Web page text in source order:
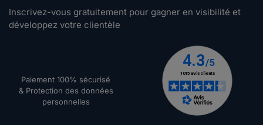
Inscrivez-vous gratuitement pour gagner en visibilité et
développez votre clientèle
Paiement 100% sécurisé
& Protection des données
personnelles